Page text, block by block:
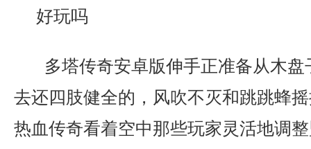
多塔传奇安卓版伸手正准备从木
去还四肢健全的，风吹不灭和跳跳蜂
热血传奇看着空中那些玩家灵活地调